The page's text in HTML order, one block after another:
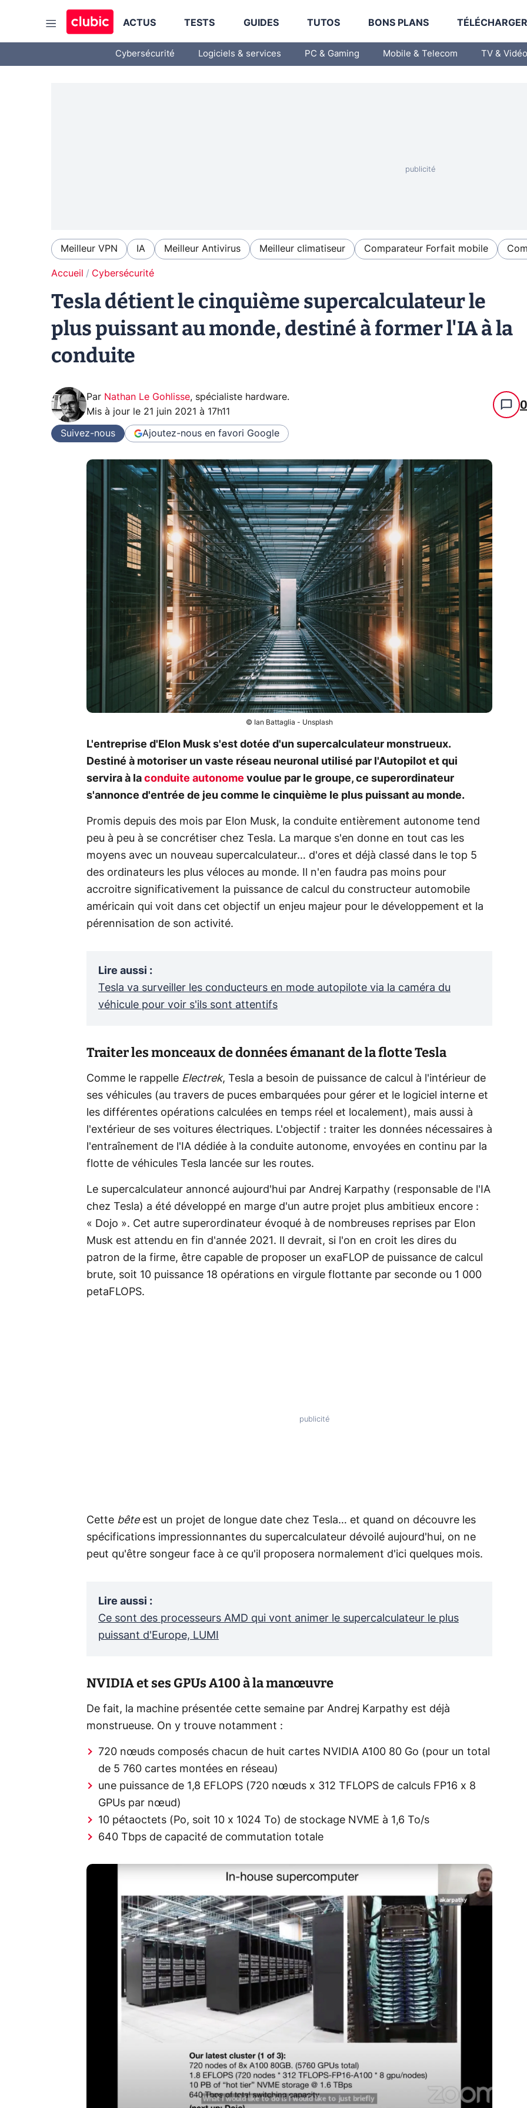
ACTUS TESTS GUIDES TUTOS BONS PLANS TÉLÉCHARGER
Cybersécurité Logiciels & services PC & Gaming Mobile & Telecom TV & Vidéo
Meilleur VPN IA Meilleur Antivirus Meilleur climatiseur Comparateur Forfait mobile
Accueil Cybersécurité
Tesla détient le cinquième supercalculateur le
plus puissant au monde, destiné à former l'IA à la
conduite
Par Nathan Le Gohlisse, spécialiste hardware.
Mis à jour le 21 juin 2021 à 17h11 0
Suivez-nous Ajoutez-nous en favori Google
© Ian Battaglia - Unsplash
L'entreprise d'Elon Musk s'est dotée d'un supercalculateur monstrueux.
Destiné à motoriser un vaste réseau neuronal utilisé par l'Autopilot et qui
servira à la conduite autonome voulue par le groupe, ce superordinateur
s'annonce d'entrée de jeu comme le cinquième le plus puissant au monde.
Promis depuis des mois par Elon Musk, la conduite entièrement autonome tend
peu à peu à se concrétiser chez Tesla. La marque s'en donne en tout cas les
moyens avec un nouveau supercalculateur… d'ores et déjà classé dans le top 5
des ordinateurs les plus véloces au monde. Il n'en faudra pas moins pour
accroitre significativement la puissance de calcul du constructeur automobile
américain qui voit dans cet objectif un enjeu majeur pour le développement et la
pérennisation de son activité.
Lire aussi :
Tesla va surveiller les conducteurs en mode autopilote via la caméra du
véhicule pour voir s'ils sont attentifs
Traiter les monceaux de données émanant de la flotte Tesla
Comme le rappelle Electrek, Tesla a besoin de puissance de calcul à l'intérieur de
ses véhicules (au travers de puces embarquées pour gérer et le logiciel interne et
les différentes opérations calculées en temps réel et localement), mais aussi à
l'extérieur de ses voitures électriques. L'objectif : traiter les données nécessaires à
l'entraînement de l'IA dédiée à la conduite autonome, envoyées en continu par la
flotte de véhicules Tesla lancée sur les routes.
Le supercalculateur annoncé aujourd'hui par Andrej Karpathy (responsable de l'IA
chez Tesla) a été développé en marge d'un autre projet plus ambitieux encore :
« Dojo ». Cet autre superordinateur évoqué à de nombreuses reprises par Elon
Musk est attendu en fin d'année 2021. Il devrait, si l'on en croit les dires du
patron de la firme, être capable de proposer un exaFLOP de puissance de calcul
brute, soit 10 puissance 18 opérations en virgule flottante par seconde ou 1 000
petaFLOPS.
Cette bête est un projet de longue date chez Tesla… et quand on découvre les
spécifications impressionnantes du supercalculateur dévoilé aujourd'hui, on ne
peut qu'être songeur face à ce qu'il proposera normalement d'ici quelques mois.
Lire aussi :
Ce sont des processeurs AMD qui vont animer le supercalculateur le plus
puissant d'Europe, LUMI
NVIDIA et ses GPUs A100 à la manœuvre
De fait, la machine présentée cette semaine par Andrej Karpathy est déjà
monstrueuse. On y trouve notamment :
720 nœuds composés chacun de huit cartes NVIDIA A100 80 Go (pour un total
de 5 760 cartes montées en réseau)
une puissance de 1,8 EFLOPS (720 nœuds x 312 TFLOPS de calculs FP16 x 8
GPUs par nœud)
10 pétaoctets (Po, soit 10 x 1024 To) de stockage NVME à 1,6 To/s
640 Tbps de capacité de commutation totale